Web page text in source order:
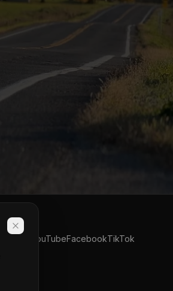
YouTubeFacebookTikTok